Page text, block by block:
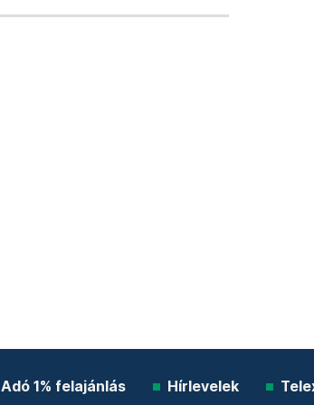
Adó 1% felajánlás Hírlevelek